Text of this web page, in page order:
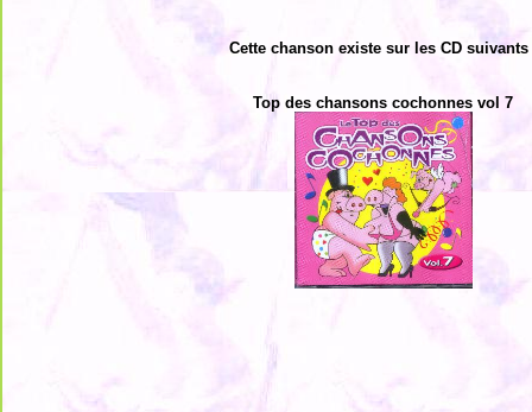
Cette chanson existe sur les CD suivants
Top des chansons cochonnes vol 7